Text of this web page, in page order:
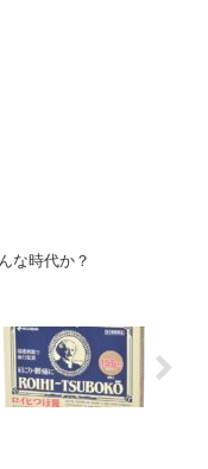
な時代か？